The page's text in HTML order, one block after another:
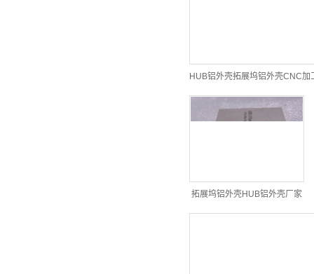
HUB铝外壳拓展坞铝外壳CNC加
拓展坞铝外壳HUB铝外壳厂家